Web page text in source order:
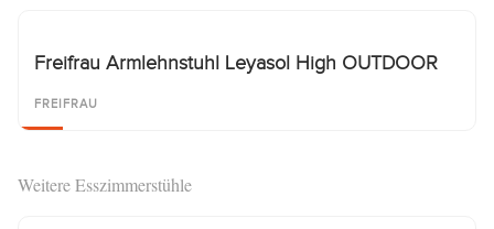
Freifrau Armlehnstuhl Leyasol High OUTDOOR
FREIFRAU
Weitere Esszimmerstühle